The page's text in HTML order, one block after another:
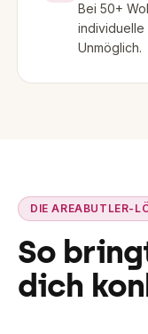
Bei 50+
individuelle
Unmöglich.
DIE AREABUTLER-
So
dich